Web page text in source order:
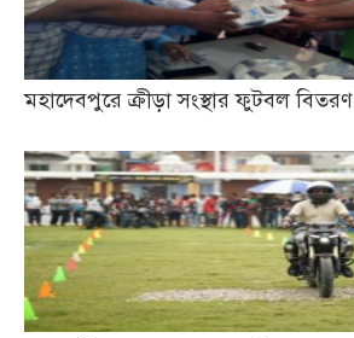
মহাদেবপুরে ক্রীড়া সংস্থার ফুটবল বিতরণ